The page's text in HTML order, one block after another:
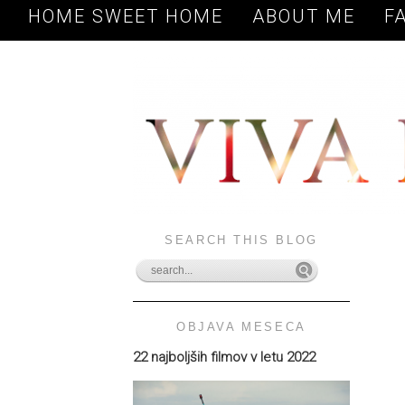
HOME SWEET HOME ABOUT ME
SEARCH THIS BLOG
OBJAVA MESECA
22 najboljših filmov v letu 2022